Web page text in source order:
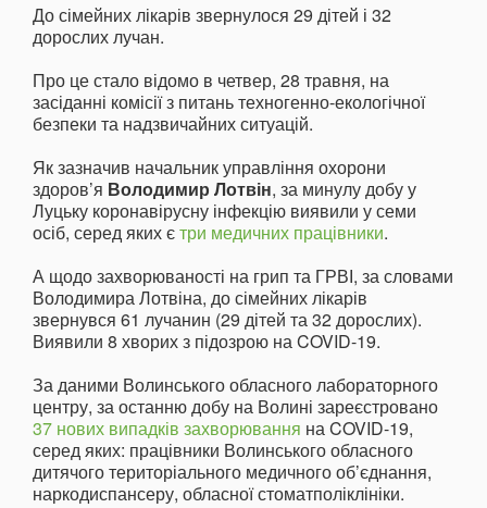
До сімейних лікарів звернулося 29 дітей і 32
дорослих лучан.
Про це стало відомо в четвер, 28 травня, на
засіданні комісії з питань техногенно-екологічної
безпеки та надзвичайних ситуацій.
Як зазначив начальник управління охорони
здоров’я Володимир Лотвін, за минулу добу у
Луцьку коронавірусну інфекцію виявили у семи
осіб, серед яких єтри медичних працівники.
А щодо захворюваності на грип та ГРВІ, за словами
Володимира Лотвіна, до сімейних лікарів
звернувся 61 лучанин (29 дітей та 32 дорослих).
Виявили 8 хворих з підозрою на COVID-19.
За даними Волинського обласного лабораторного
центру, за останню добу на Волині зареєстровано
37 нових випадків захворювання на COVID-19,
серед яких: працівники Волинського обласного
дитячого територіального медичного об’єднання,
наркодиспансеру, обласної стоматполіклініки.